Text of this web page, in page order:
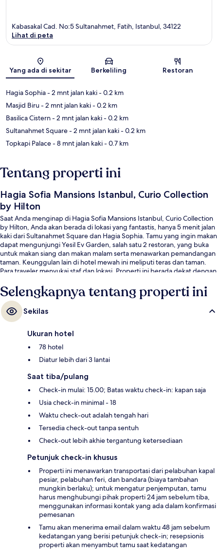
Peta
Kabasakal Cad. No:5 Sultanahmet, Fatih, Istanbul, 34122
Lihat di peta
Yang ada di sekitar Berkeliling Restoran
Hagia Sophia- 2 mnt jalan kaki- 0.2 km
Masjid Biru- 2 mnt jalan kaki- 0.2 km
Basilica Cistern- 2 mnt jalan kaki- 0.2 km
Sultanahmet Square- 2 mnt jalan kaki- 0.2 km
Topkapi Palace- 8 mnt jalan kaki- 0.7 km
Tentang properti ini
Hagia Sofia Mansions Istanbul, Curio Collection
by Hilton
Saat Anda menginap di Hagia Sofia Mansions Istanbul, Curio Collection
by Hilton, Anda akan berada di lokasi yang fantastis, hanya 5 menit jalan
kaki dari Sultanahmet Square dan Hagia Sophia. Tamu yang ingin makan
dapat mengunjungi Yesil Ev Garden, salah satu 2 restoran, yang buka
untuk makan siang dan makan malam serta menawarkan pemandangan
taman. Keunggulan lain di hotel mewah ini meliputi teras dan taman.
Para traveler menyukai staf dan lokasi. Properti ini berada dekat dengan
Cemberlitas berjarak 9 menit.
Selengkapnya tentang properti ini
Sekilas
Ukuran hotel
78 hotel
Diatur lebih dari 3 lantai
Saat tiba/pulang
Check-in mulai: 15.00; Batas waktu check-in: kapan saja
Usia check-in minimal - 18
Waktu check-out adalah tengah hari
Tersedia check-out tanpa sentuh
Check-out lebih akhie tergantung ketersediaan
Petunjuk check-in khusus
Properti ini menawarkan transportasi dari pelabuhan kapal
pesiar, pelabuhan feri, dan bandara (biaya tambahan
mungkin berlaku); untuk mengatur penjemputan, tamu
harus menghubungi pihak properti 24 jam sebelum tiba,
menggunakan informasi kontak yang ada dalam konfirmasi
pemesanan
Tamu akan menerima email dalam waktu 48 jam sebelum
kedatangan yang berisi petunjuk check-in; resepsionis
properti akan menyambut tamu saat kedatangan